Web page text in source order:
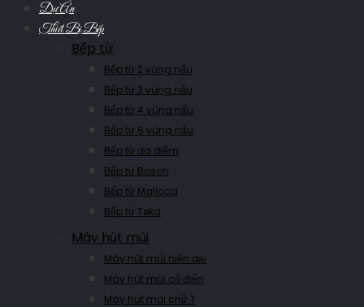
Dự Án
Thiết Bị Bếp
Bếp từ
Bếp từ 2 vùng nấu
Bếp từ 3 vùng nấu
Bếp từ 4 vùng nấu
Bếp từ 5 vùng nấu
Bếp từ đa điểm
Bếp từ Bosch
Bếp từ Malloca
Bếp từ Teka
Máy hút mùi
Máy hút mùi hiện đại
Máy hút mùi cổ điển
Máy hút mùi chữ T